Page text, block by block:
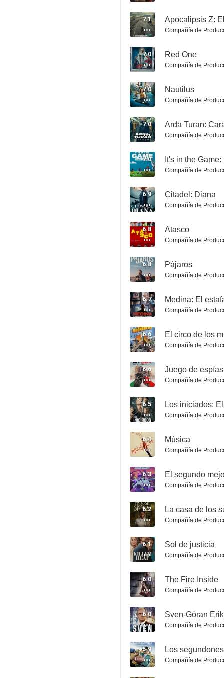
Encantado de no conocerte
Hope on the Street
10
Somos Newcastle United
10
Science Fell in Love, So I Tried to Prove It
9.6
Real Madrid: Cómo no te voy a querer
7.1 Apocalipsis Z:
Compañía de
7.0 Red One
Compañía de
7.0 Nautilus
Compañía de
7.0 Arda Turan:
Compañía de
7.0 It's in the
Compañía de
6.9 Citadel: Diana
Compañía de
6.8 Atasco
Compañía de
6.8 Pájaros
Compañía de
6.7 Medina: El
Compañía de
6.6 El circo de los
Compañía de
6.6 Juego de
Compañía de
6.5
Compañía de
6.4 Música
Compañía de
6.3
Compañía de
6.2 La casa de los
Compañía de
6.1 Sol de justicia
Compañía de
6.0 The Fire Inside
Compañía de
6.0 Sven-Göran
Compañía de
5.9 Los segundones
Compañía de